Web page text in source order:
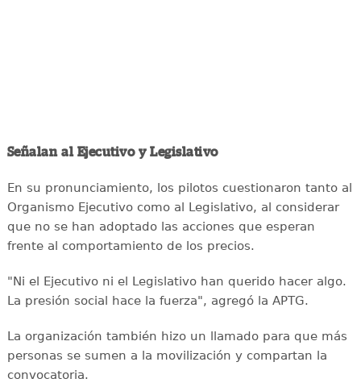
Señalan al Ejecutivo y Legislativo
En su pronunciamiento, los pilotos cuestionaron tanto al
Organismo Ejecutivo como al Legislativo, al considerar
que no se han adoptado las acciones que esperan
frente al comportamiento de los precios.
"Ni el Ejecutivo ni el Legislativo han querido hacer algo.
La presión social hace la fuerza", agregó la APTG.
La organización también hizo un llamado para que más
personas se sumen a la movilización y compartan la
convocatoria.